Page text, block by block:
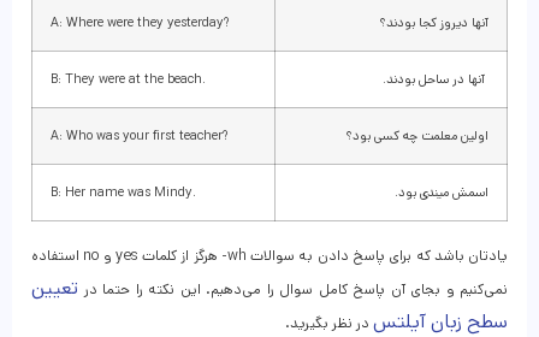
آنها دیروز کجا بودند؟ ?A: Where were they yesterday
آنها در ساحل بودند. .B: They were at the beach
اولین معلمت چه کسی بود؟ ?A: Who was your first teacher
اسمش میندی بود. .B: Her name was Mindy
یادتان باشد که برای پاسخ دادن به سوالات wh- هرگز از کلمات yes و no استفاده
نمی‌کنیم و بجای آن پاسخ کامل سوال را می‌دهیم. این نکته را حتما در تعیین
سطح زبان آیلتس در نظر بگیرید.